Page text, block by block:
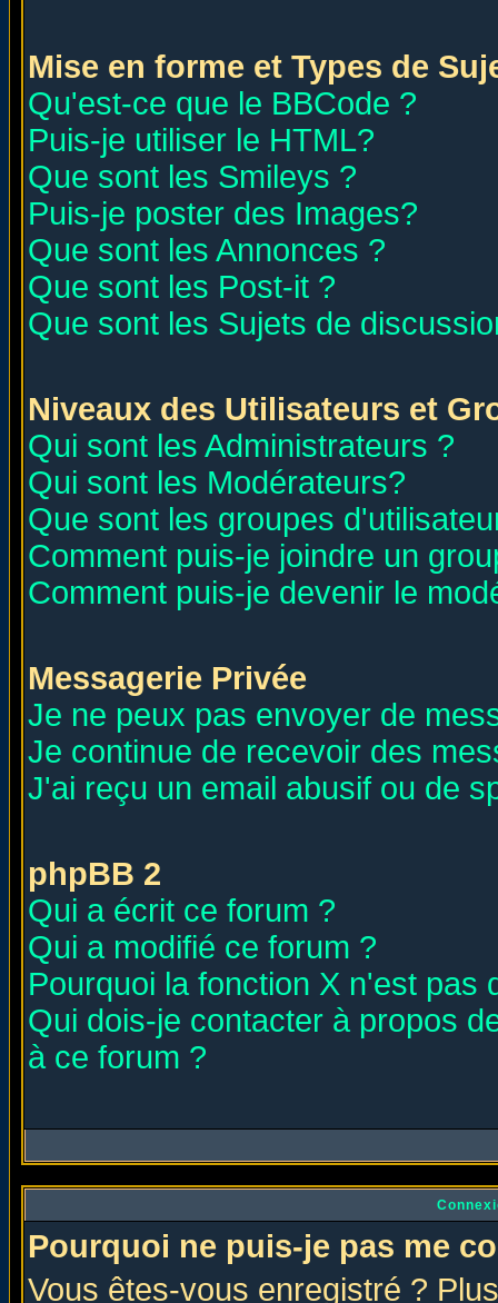
Mise en forme et Types de
Qu'est-ce que le BBCode ?
Puis-je utiliser le HTML?
Que sont les Smileys ?
Puis-je poster des Images?
Que sont les Annonces ?
Que sont les Post-it ?
Que sont les Sujets de
Niveaux des Utilisateurs et
Qui sont les Administrateurs ?
Qui sont les Modérateurs?
Que sont les groupes
Comment puis-je joindre un
Comment puis-je devenir le
Messagerie Privée
Je ne peux pas envoyer de
Je continue de recevoir des
J'ai reçu un email abusif ou de
phpBB 2
Qui a écrit ce forum ?
Qui a modifié ce forum ?
Pourquoi la fonction X n'est pas
Qui dois-je contacter à propos
à ce forum ?
Pourquoi ne puis-je pas me
Vous êtes-vous enregistré ?